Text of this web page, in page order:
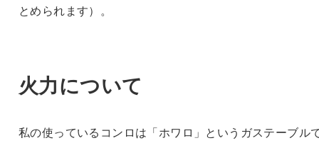
とめられます）。
火力について
私の使っているコンロは「ホワロ」というガステーブル